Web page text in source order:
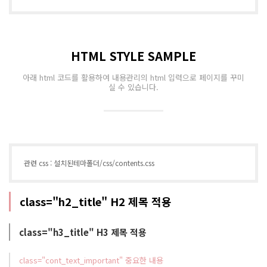
HTML STYLE SAMPLE
아래 html 코드를 활용하여 내용관리의 html 입력으로 페이지를 꾸미
실 수 있습니다.
관련 css : 설치된테마폴더/css/contents.css
class="h2_title" H2 제목 적용
class="h3_title" H3 제목 적용
class="cont_text_important" 중요한 내용